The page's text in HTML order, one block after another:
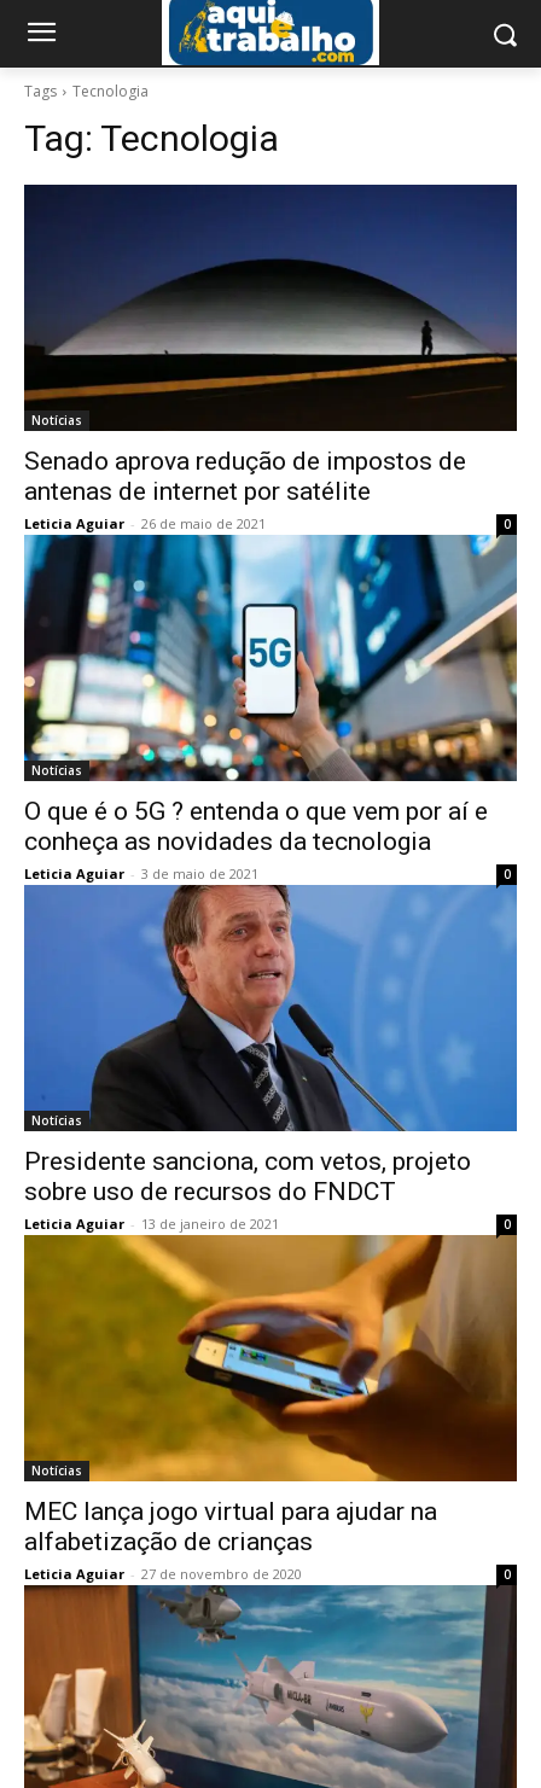
Tags Tecnologia
Tag: Tecnologia
Notícias
Senado aprova redução de impostos de
antenas de internet por satélite
Leticia Aguiar - 26 de maio de 2021 0
Notícias
O que é o 5G ? entenda o que vem por aí e
conheça as novidades da tecnologia
Leticia Aguiar - 3 de maio de 2021 0
Notícias
Presidente sanciona, com vetos, projeto
sobre uso de recursos do FNDCT
Leticia Aguiar - 13 de janeiro de 2021 0
Notícias
MEC lança jogo virtual para ajudar na
alfabetização de crianças
Leticia Aguiar - 27 de novembro de 2020 0